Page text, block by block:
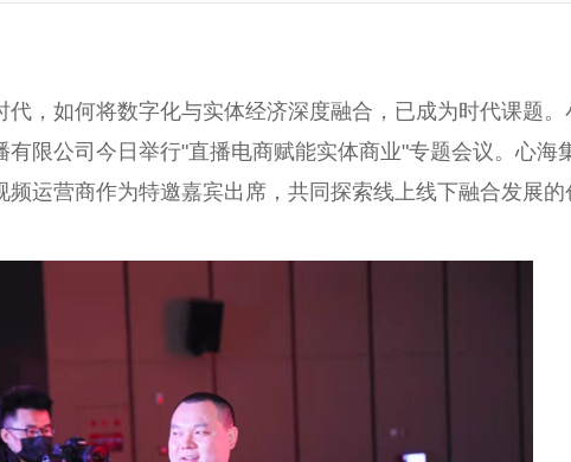
代，如何将数字化与实体经济深度融合，已成为时代课题。
有限公司今日举行"直播电商赋能实体商业"专题会议。心海
频运营商作为特邀嘉宾出席，共同探索线上线下融合发展的